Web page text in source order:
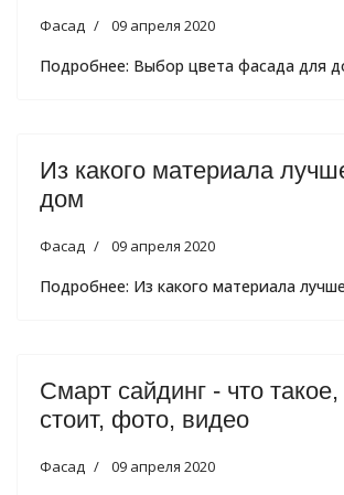
Фасад 09 апреля 2020
Подробнее: Выбор цвета фасада для
Из какого материала
дом
Фасад 09 апреля 2020
Подробнее: Из какого материала
Смарт сайдинг - что такое,
стоит, фото, видео
Фасад 09 апреля 2020